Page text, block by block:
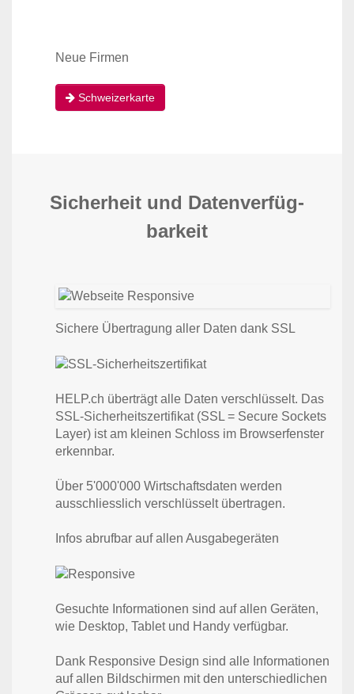
Neue Firmen
Schweizerkarte
Sicherheit und Daten­verfüg­
barkeit
Sichere Übertragung aller Daten dank SSL
HELP.ch überträgt alle Daten verschlüsselt. Das
SSL-Sicherheitszertifikat (SSL = Secure Sockets
Layer) ist am kleinen Schloss im Browserfenster
erkennbar.
Über 5'000'000 Wirtschaftsdaten werden
ausschliesslich verschlüsselt übertragen.
Infos abrufbar auf allen Ausgabegeräten
Gesuchte Informationen sind auf allen Geräten,
wie Desktop, Tablet und Handy verfügbar.
Dank Responsive Design sind alle Informationen
auf allen Bildschirmen mit den unterschiedlichen